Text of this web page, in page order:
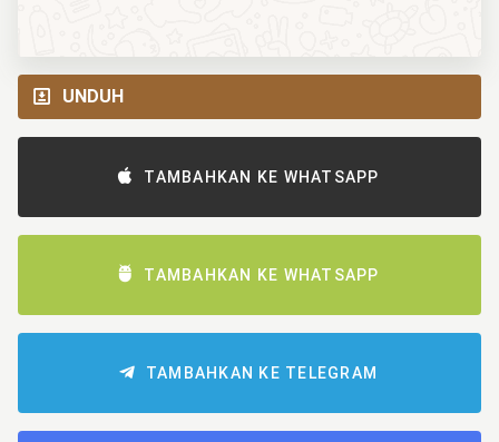
UNDUH
TAMBAHKAN KE WHATSAPP
TAMBAHKAN KE WHATSAPP
TAMBAHKAN KE TELEGRAM